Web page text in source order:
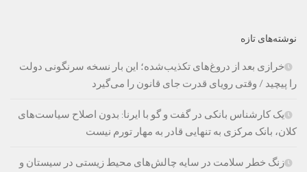
نوشته‌های تازه
خرازی بعد از دروغ‌های تکذیب‌شده؛ این بار نسخه سرنگونی دولت
را پیچید / وقتی رویای قدرت جای قانون را می‌گیرد
یک کارشناس بانکی در گفت و گو با ایرنا: بدون اصلاح سیاست‌های
کلان، بانک مرکزی به تنهایی قادر به مهار تورم نیست
زنگ خطر سلامت در سایه چالش‌های محیط زیستی در سیستان و